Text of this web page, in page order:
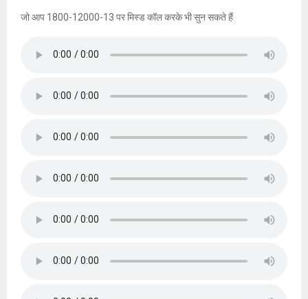
o
C
जो आप 1800-12000-13 पर मिस्ड कॉल करके भी सुन सकते हैं